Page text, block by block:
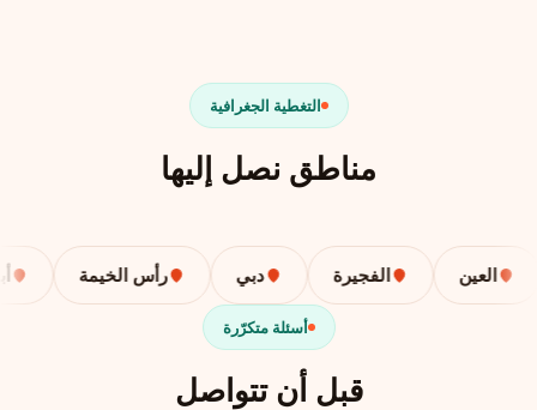
التغطية الجغرافية
مناطق نصل إليها
العين الفجيرة دبي رأس الخيمة
أسئلة متكرّرة
قبل أن تتواصل